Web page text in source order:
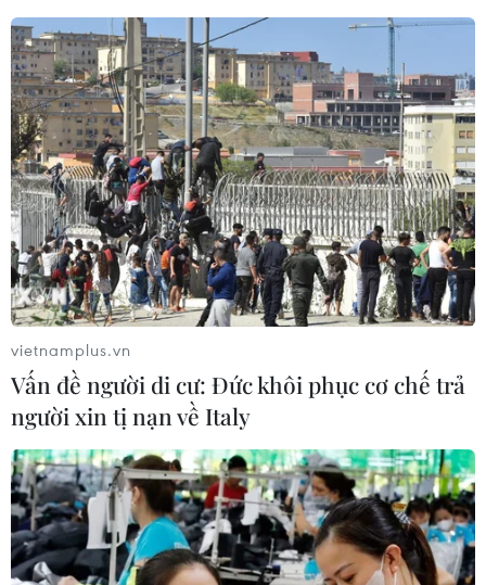
vietnamplus.vn
Vấn đề người di cư: Đức khôi phục cơ chế trả
người xin tị nạn về Italy